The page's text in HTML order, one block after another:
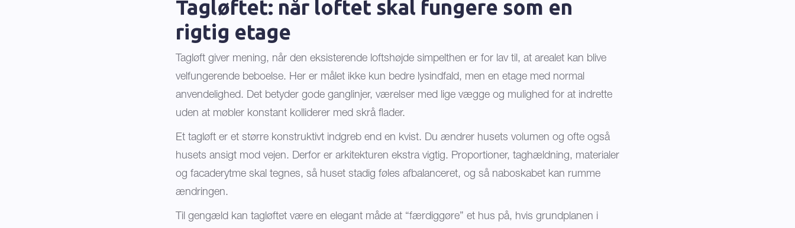
Tagløftet: når loftet skal fungere som en
rigtig etage
Tagløft giver mening, når den eksisterende loftshøjde simpelthen er for lav til, at arealet kan blive
velfungerende beboelse. Her er målet ikke kun bedre lysindfald, men en etage med normal
anvendelighed. Det betyder gode ganglinjer, værelser med lige vægge og mulighed for at indrette
uden at møbler konstant kolliderer med skrå flader.
Et tagløft er et større konstruktivt indgreb end en kvist. Du ændrer husets volumen og ofte også
husets ansigt mod vejen. Derfor er arkitekturen ekstra vigtig. Proportioner, taghældning, materialer
og facaderytme skal tegnes, så huset stadig føles afbalanceret, og så naboskabet kan rumme
ændringen.
Til gengæld kan tagløftet være en elegant måde at “færdiggøre” et hus på, hvis grundplanen i